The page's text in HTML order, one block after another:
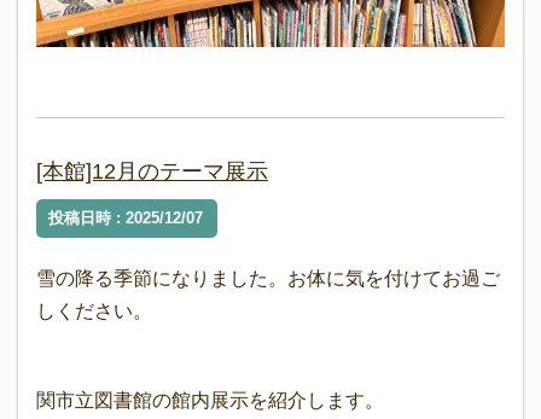
[本館]12月のテーマ展示
投稿日時 : 2025/12/07
雪の降る季節になりました。お体に気を付けてお過ご
しください。
関市立図書館の館内展示を紹介します。